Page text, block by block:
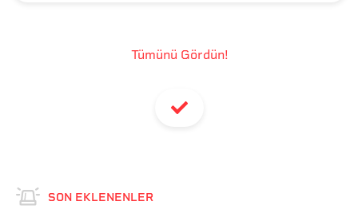
Tümünü Gördün!
SON EKLENENLER